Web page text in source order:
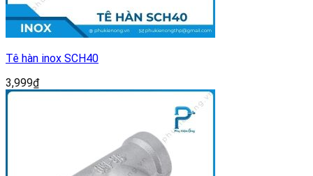
Tê hàn inox SCH40
3,999₫